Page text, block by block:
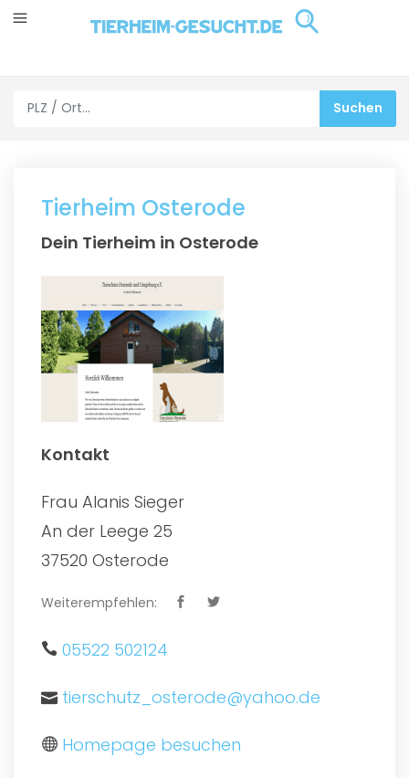
Tierheim Osterode
Dein Tierheim in Osterode
Kontakt
Frau Alanis Sieger
An der Leege 25
37520 Osterode
Weiterempfehlen:
05522 502124
tierschutz_osterode@yahoo.de
Homepage besuchen